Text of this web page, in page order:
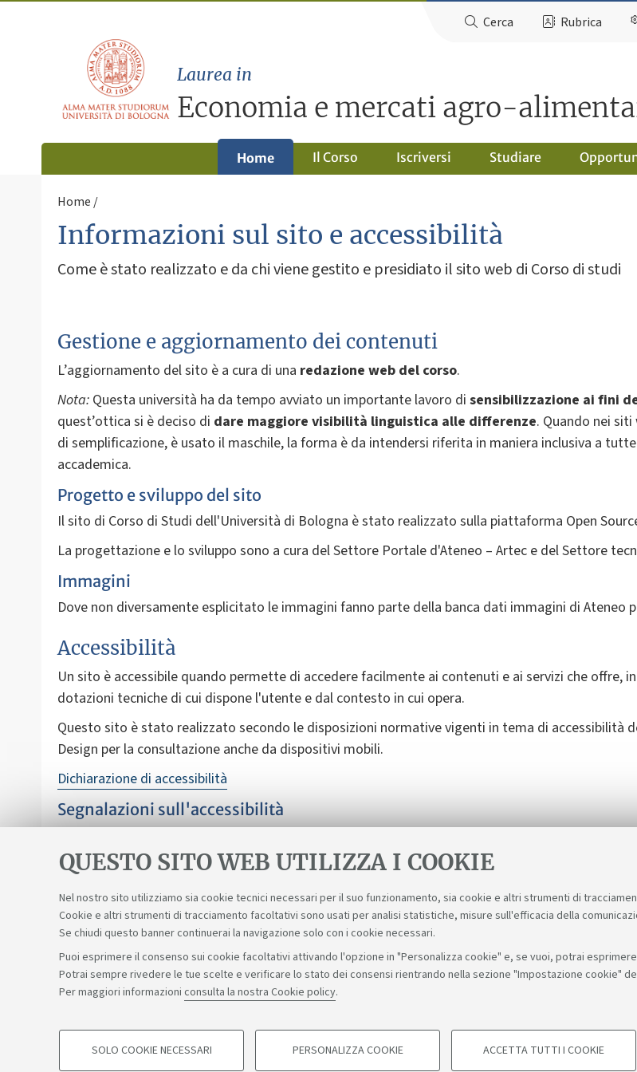
QUESTO SITO WEB UTILIZZA I COOKIE
Nel nostro sito utilizziamo sia cookie tecnici necessari per il suo funzionamento, sia cookie e altri strumenti di
Cookie e altri strumenti di tracciamento facoltativi sono usati per analisi statistiche, misure sull'efficacia della
Se chiudi questo banner continuerai la navigazione solo con i cookie necessari.
Puoi esprimere il consenso sui cookie facoltativi attivando l'opzione in "Personalizza cookie" e, se vuoi, potrai
Potrai sempre rivedere le tue scelte e verificare lo stato dei consensi rientrando nella sezione "Impostazione cookie"
Per maggiori informazioni consulta la nostra Cookie policy.
COOKIE DI PROFILAZIONE - FACOLTATIVI COOKIE
SOLO COOKIE NECESSARI PERSONALIZZA COOKIE ACCETTA TUTTI I COOKIE
Cerca Rubrica
Laurea in
Economia e mercati agro-
Home Il Corso Iscriversi Studiare
Home
Informazioni sul sito e accessibilità
Come è stato realizzato e da chi viene gestito e presidiato il sito web di Corso di studi
Gestione e aggiornamento dei contenuti
L’aggiornamento del sito è a cura di una redazione web del corso.
Nota: Questa università ha da tempo avviato un importante lavoro di sensibilizzazione ai fini
quest’ottica si è deciso di dare maggiore visibilità linguistica alle differenze. Quando nei
di semplificazione, è usato il maschile, la forma è da intendersi riferita in maniera inclusiva a
accademica.
Progetto e sviluppo del sito
Il sito di Corso di Studi dell'Università di Bologna è stato realizzato sulla piattaforma Open
La progettazione e lo sviluppo sono a cura del Settore Portale d'Ateneo – Artec e del Settore
Immagini
Dove non diversamente esplicitato le immagini fanno parte della banca dati immagini di Ateneo
Accessibilità
Un sito è accessibile quando permette di accedere facilmente ai contenuti e ai servizi che offre,
dotazioni tecniche di cui dispone l'utente e dal contesto in cui opera.
Questo sito è stato realizzato secondo le disposizioni normative vigenti in tema di accessibilità
Design per la consultazione anche da dispositivi mobili.
Dichiarazione di accessibilità
Segnalazioni sull'accessibilità
nell'accesso alle informazioni e ai servizi scrivendo a accessibile@unibo.it.
Sosteniamo il diritto alla conoscenza
©Copyright 2026 - ALMA MATER STUDIORUM - Università di Bologna - Via Zamboni, 33 - 40126 Bologna - PI:
Privacy Note legali Informazioni sul sito e accessibilità Impostazioni cookie